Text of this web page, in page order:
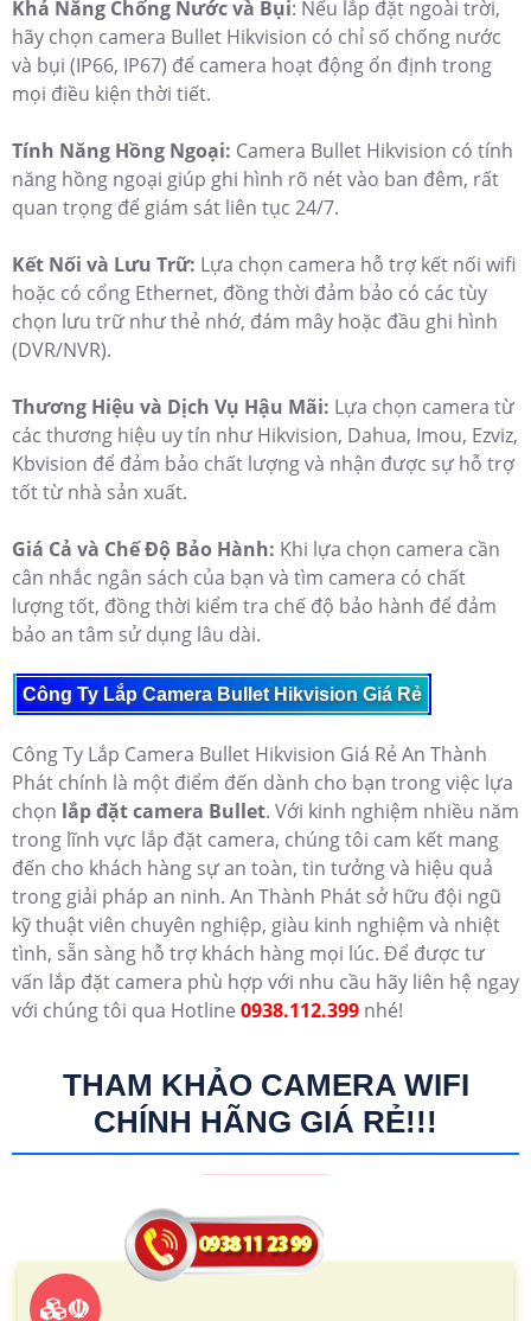
Khả Năng Chống Nước và Bụi: Nếu lắp đặt ngoài trời,
hãy chọn camera Bullet Hikvision có chỉ số chống nước
và bụi (IP66, IP67) để camera hoạt động ổn định trong
mọi điều kiện thời tiết.
Tính Năng Hồng Ngoại: Camera Bullet Hikvision có tính
năng hồng ngoại giúp ghi hình rõ nét vào ban đêm, rất
quan trọng để giám sát liên tục 24/7.
Kết Nối và Lưu Trữ: Lựa chọn camera hỗ trợ kết nối wifi
hoặc có cổng Ethernet, đồng thời đảm bảo có các tùy
chọn lưu trữ như thẻ nhớ, đám mây hoặc đầu ghi hình
(DVR/NVR).
Thương Hiệu và Dịch Vụ Hậu Mãi: Lựa chọn camera từ
các thương hiệu uy tín như Hikvision, Dahua, Imou, Ezviz,
Kbvision để đảm bảo chất lượng và nhận được sự hỗ trợ
tốt từ nhà sản xuất.
Giá Cả và Chế Độ Bảo Hành: Khi lựa chọn camera cần
cân nhắc ngân sách của bạn và tìm camera có chất
lượng tốt, đồng thời kiểm tra chế độ bảo hành để đảm
bảo an tâm sử dụng lâu dài.
Công Ty Lắp Camera Bullet Hikvision Giá Rẻ
Công Ty Lắp Camera Bullet Hikvision Giá Rẻ An Thành
Phát chính là một điểm đến dành cho bạn trong việc lựa
chọn lắp đặt camera Bullet. Với kinh nghiệm nhiều năm
trong lĩnh vực lắp đặt camera, chúng tôi cam kết mang
đến cho khách hàng sự an toàn, tin tưởng và hiệu quả
trong giải pháp an ninh. An Thành Phát sở hữu đội ngũ
kỹ thuật viên chuyên nghiệp, giàu kinh nghiệm và nhiệt
tình, sẵn sàng hỗ trợ khách hàng mọi lúc. Để được tư
vấn lắp đặt camera phù hợp với nhu cầu hãy liên hệ ngay
với chúng tôi qua Hotline 0938.112.399 nhé!
THAM KHẢO CAMERA WIFI
CHÍNH HÃNG GIÁ RẺ!!!
☫